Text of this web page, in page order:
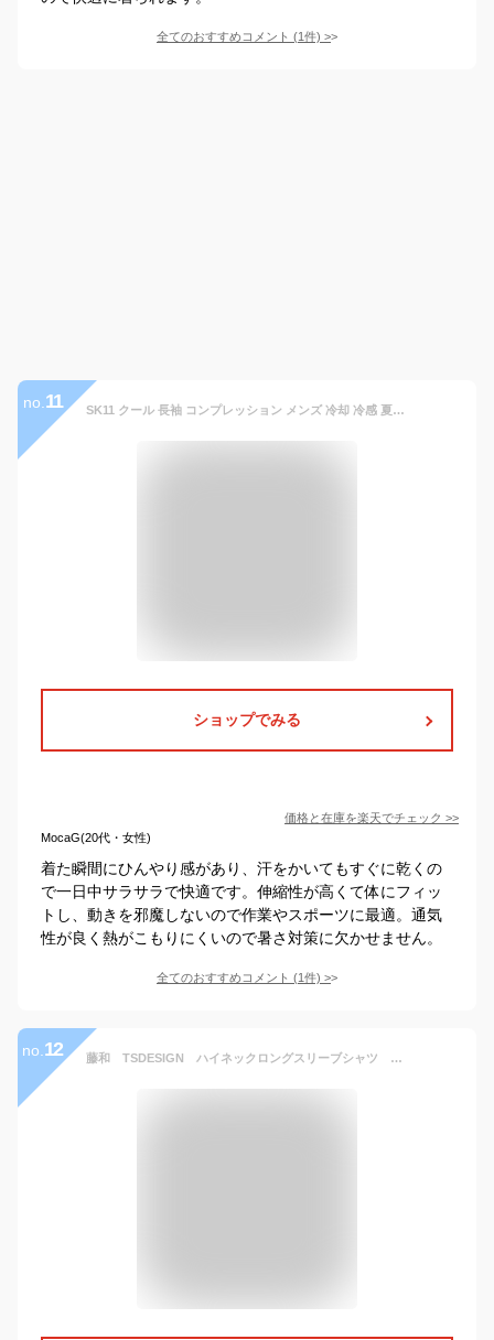
全てのおすすめコメント (1件) >
no. 11 SK11 クール 長袖 コンプレッション メンズ 冷却 冷感 夏 藤原産業 夏用インナー 作業着 作業服 仕事 現場 熱中症対策 インナー 接触冷感 速乾 アンダーシャツ 肌着 長袖シャツ ゴルフ スポーツ コンプレッション 下着 520711 〜 520774
ショップでみる
価格と在庫を楽天でチェック >>
MocaG(20代・女性)
着た瞬間にひんやり感があり、汗をかいてもすぐに乾くの
で一日中サラサラで快適です。伸縮性が高くて体にフィッ
トし、動きを邪魔しないので作業やスポーツに最適。通気
性が良く熱がこもりにくいので暑さ対策に欠かせません。
全てのおすすめコメント (1件) >
no. 12 藤和 TSDESIGN ハイネックロングスリーブシャツ 84151 S M L LL 春夏 SS 作業服 作業着 おしゃれ 上衣 肌着 インナー ゴルフ アウトドア 庭いじり 登山 バイク メンズ レディース 男女 ユニセックス UVカット 接触冷感 熱中症対策